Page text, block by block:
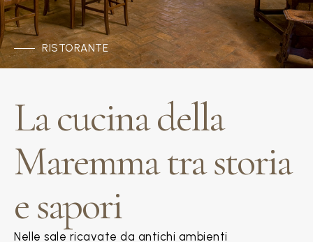
RISTORANTE
La cucina della
Maremma tra storia
e sapori
Nelle sale ricavate da antichi ambienti